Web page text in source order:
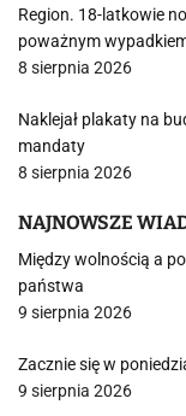
Region. 18-latkowie
poważnym
8 sierpnia 2026
Naklejał plakaty na
mandaty
8 sierpnia 2026
NAJNOWSZE
Między wolnością a
państwa
9 sierpnia 2026
Zacznie się w
9 sierpnia 2026